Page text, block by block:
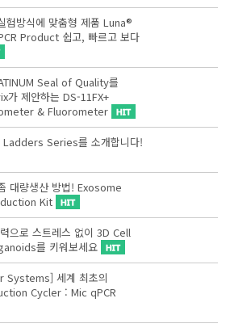
험방식에 맞춤형 제품 Luna®
Product 쉽고, 빠르고 보다
Seal of Quality를
가 제안하는 DS-11FX+
& Fluorometer
Series를 소개합니다!
대량생산 방법! Exosome
Kit
으로 스트레스 없이 3D Cell
를 키워보세요
Systems] 세계 최초의
Cycler : Mic qPCR